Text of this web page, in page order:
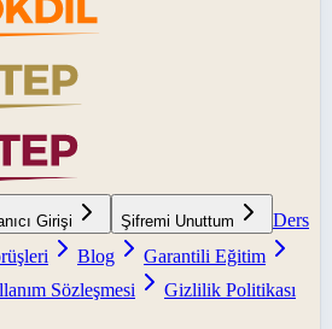
Girişi Şifremi Unuttum
Ders
Blog
Garantili Eğitim
Sözleşmesi
Gizlilik Politikası